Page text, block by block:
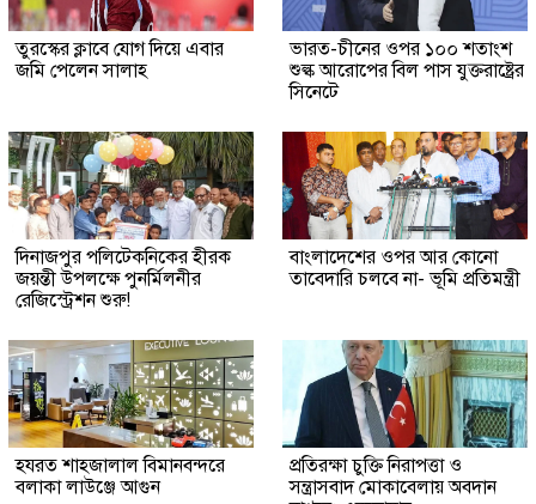
তুরস্কের ক্লাবে যোগ দিয়ে এবার
জমি পেলেন সালাহ
ভারত-চীনের ওপর ১০০ শতাংশ
শুল্ক আরোপের বিল পাস যুক্তরাষ্ট্রের
সিনেটে
দিনাজপুর পলিটেকনিকের হীরক
জয়ন্তী উপলক্ষে পুনর্মিলনীর
রেজিস্ট্রেশন শুরু!
বাংলাদেশের ওপর আর কোনো
তাবেদারি চলবে না- ভূমি প্রতিমন্ত্রী
হযরত শাহজালাল বিমানবন্দরে
বলাকা লাউঞ্জে আগুন
প্রতিরক্ষা চুক্তি নিরাপত্তা ও
সন্ত্রাসবাদ মোকাবেলায় অবদান